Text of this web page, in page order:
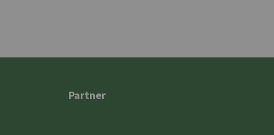
Partner